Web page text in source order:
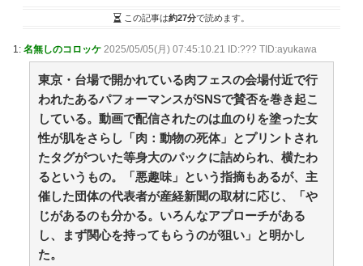
/ 2chまとめアンテナ！
【悲報】お弁当屋さん、消費税が下がっても値段据え
置き / 2chまとめアンテナ！
36歳の彼女と結婚したいのに、家族が猛反対。家族か
ら信じられない言葉が飛び出した… 他 / 2chnaviヘッド
ライン (12/24 07:00)
爽やか青年に忍び寄るストーカー疑惑
BYD Raccoを礼賛する連中に自動車評論家が苦言、そ
の投稿に雉で有名な別評論家が噛みついてしまい…… /
anaguro - 総合 NEW!
骨延長手術「0.2％の確率で一生歩けない体になるけど
足が10cm伸びます」←コスパ良すぎるだろ / 5chまとめ
この記事は約27分で読めます。
1: 名無しのコロッケ 2025/05/05(月) 07:45:10.21 ID:??? TID:ayukawa
東京・台場で開かれている肉フェスの会場付近で行
われたあるパフォーマンスがSNSで賛否を巻き起こ
している。動画で配信されたのは血のりを塗った女
性が肌をさらし「肉：動物の死体」とプリントされ
たタグがついた等身大のパックに詰められ、横たわ
るというもの。「悪趣味」という指摘もあるが、主
催した団体の代表者が産経新聞の取材に応じ、「や
じがあるのも分かる。いろんなアプローチがある
し、まず関心を持ってもらうのが狙い」と明かし
た。